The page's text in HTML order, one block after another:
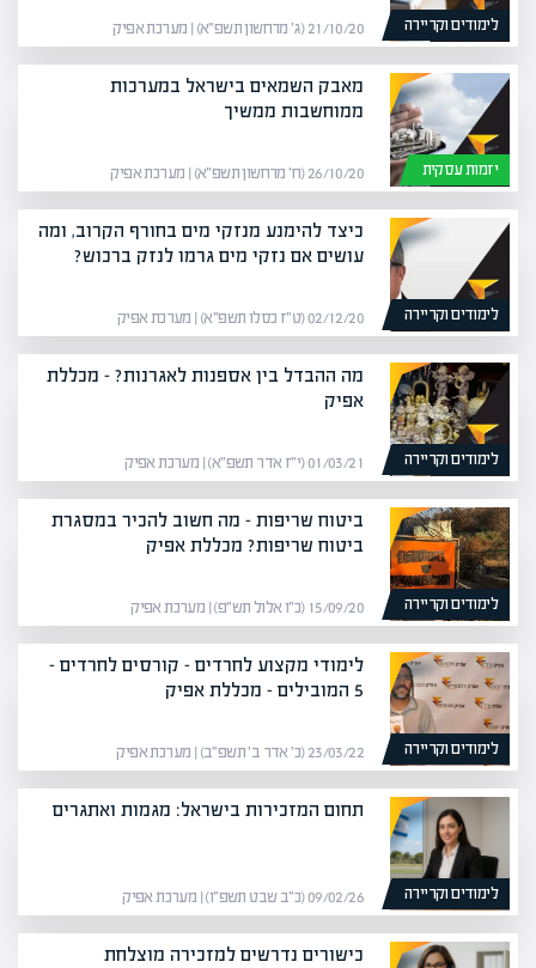
לימודים וקריירה 21/10/20 (ג׳ מרחשון תשפ״א) | מערכת אפיק
יזמות עסקית
מאבק השמאים בישראל במערכות
ממוחשבות ממשיך
26/10/20 (ח׳ מרחשון תשפ״א) | מערכת אפיק
לימודים וקריירה
כיצד להימנע מנזקי מים בחורף הקרוב, ומה
עושים אם נזקי מים גרמו לנזק ברכוש?
02/12/20 (ט״ז כסלו תשפ״א) | מערכת אפיק
לימודים וקריירה
מה ההבדל בין אספנות לאגרנות? – מכללת
אפיק
01/03/21 (י״ז אדר תשפ״א) | מערכת אפיק
לימודים וקריירה
ביטוח שריפות – מה חשוב להכיר במסגרת
ביטוח שריפות? מכללת אפיק
15/09/20 (כ״ו אלול תש״פ) | מערכת אפיק
לימודים וקריירה
לימודי מקצוע לחרדים – קורסים לחרדים –
5 המובילים – מכללת אפיק
23/03/22 (כ׳ אדר ב׳ תשפ״ב) | מערכת אפיק
לימודים וקריירה
תחום המזכירות בישראל: מגמות ואתגרים
09/02/26 (כ״ב שבט תשפ״ו) | מערכת אפיק
כישורים נדרשים למזכירה מוצלחת